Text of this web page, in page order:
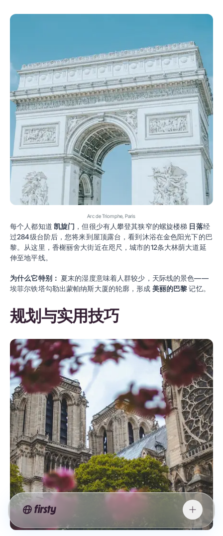
Arc de Triomphe, Paris
每个人都知道 凯旋门 ，但很少有人攀登其狭窄的螺旋楼梯 日落经
过284级台阶后，您将来到屋顶露台，看到沐浴在金色阳光下的巴
黎。从这里，香榭丽舍大街近在咫尺，城市的12条大林荫大道延
伸至地平线。
为什么它特别： 夏末的湿度意味着人群较少，天际线的景色——
埃菲尔铁塔勾勒出蒙帕纳斯大厦的轮廓，形成 美丽的巴黎记忆。
规划与实用技巧